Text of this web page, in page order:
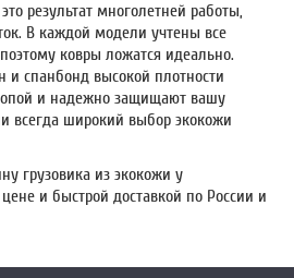
результат многолетней работы,
В каждой модели учтены все
ковры ложатся идеально.
и спанбонд высокой плотности
и надежно защищают вашу
всегда широкий выбор экокожи
грузовика из экокожи у
и быстрой доставкой по России и